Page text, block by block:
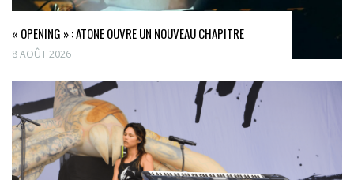
« OPENING » : ATONE OUVRE UN NOUVEAU CHAPITRE
8 AOÛT 2026